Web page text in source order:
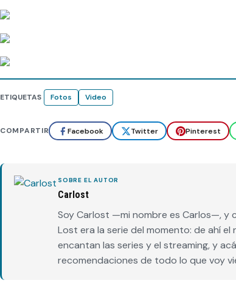
ETIQUETAS Fotos Video
COMPARTIR Facebook Twitter Pinterest
SOBRE EL AUTOR
Carlost
Soy Carlost —mi nombre es Carlos—, y
Lost era la serie del momento: de ahí
encantan las series y el streaming, y
recomendaciones de todo lo que voy